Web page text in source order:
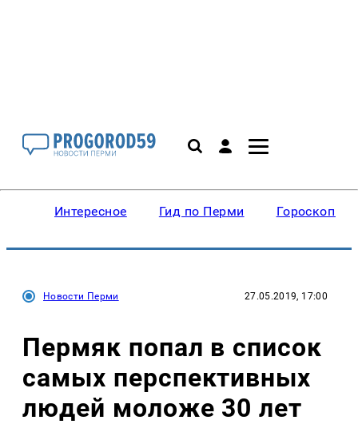
Интересное Гид по Перми Гороскопы
Новости Перми 27.05.2019, 17:00
Пермяк попал в список
самых перспективных
людей моложе 30 лет